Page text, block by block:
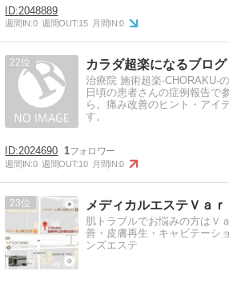
2048889
週間IN:0 週間OUT:15 月間IN:0
22
治療院 施術超楽-CHORAKU-
日頃の患者さんの症例報告で
ら。痛み改善のヒント・アイ
す。
2024690 1
週間IN:0 週間OUT:10 月間IN:0
23 メディカルエステＶａｒ
肌トラブルでお悩みの方はＶ
善・皮膚再生・キャビテーシ
ンズエステ